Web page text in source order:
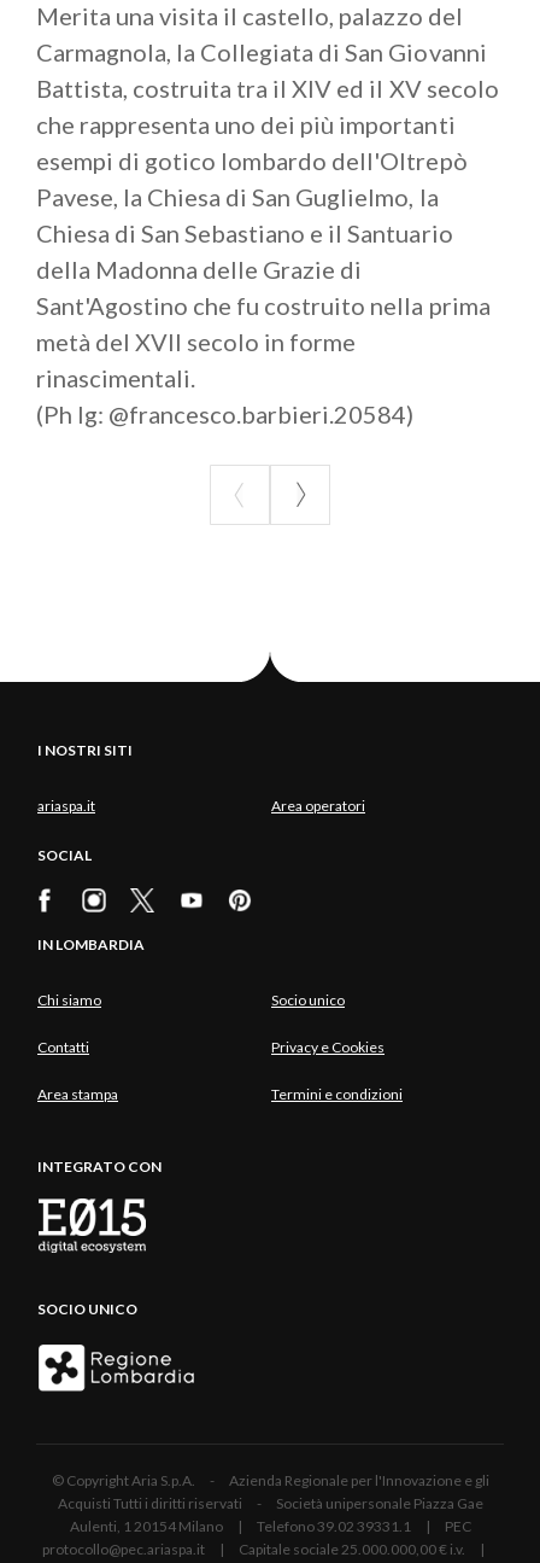
Merita una visita il castello, palazzo del
Carmagnola, la Collegiata di San Giovanni
Battista, costruita tra il XIV ed il XV secolo
che rappresenta uno dei più importanti
esempi di gotico lombardo dell'Oltrepò
Pavese, la Chiesa di San Guglielmo, la
Chiesa di San Sebastiano e il Santuario
della Madonna delle Grazie di
Sant'Agostino che fu costruito nella prima
metà del XVII secolo in forme
rinascimentali.
(Ph Ig: @francesco.barbieri.20584)
I NOSTRI SITI
ariaspa.it Area operatori
SOCIAL
IN LOMBARDIA
Chi siamo Socio unico
Contatti Privacy e Cookies
Area stampa Termini e condizioni
INTEGRATO CON
SOCIO UNICO
© Copyright Aria S.p.A. - Azienda Regionale per l'Innovazione e gli
Acquisti Tutti i diritti riservati - Società unipersonale Piazza Gae
Aulenti, 1 20154 Milano | Telefono 39.02 39331.1 | PEC
protocollo@pec.ariaspa.it | Capitale sociale 25.000.000,00 € i.v. |